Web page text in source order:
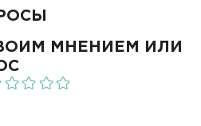
МНЕНИЕМ ИЛИ